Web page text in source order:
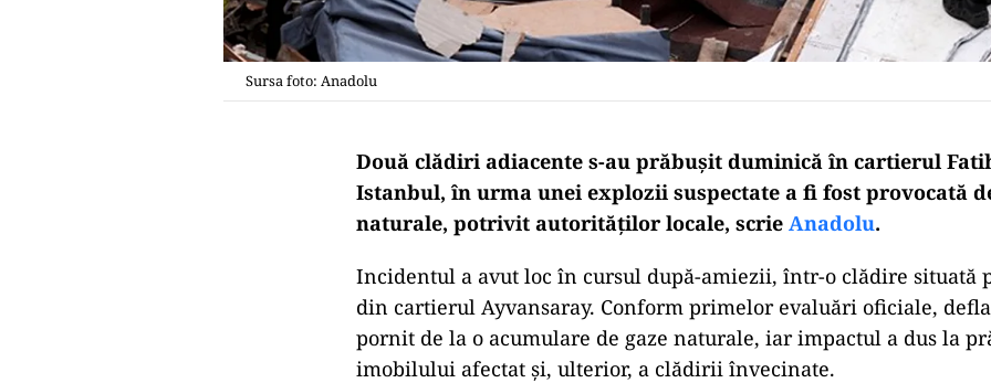
Sursa foto: Anadolu
Două clădiri adiacente s-au prăbușit duminică în cartierul
Istanbul, în urma unei explozii suspectate a fi fost provocată
naturale, potrivit autorităților locale, scrie Anadolu.
Incidentul a avut loc în cursul după-amiezii, într-o clădire situată
din cartierul Ayvansaray. Conform primelor evaluări oficiale,
pornit de la o acumulare de gaze naturale, iar impactul a dus la
imobilului afectat și, ulterior, a clădirii învecinate.